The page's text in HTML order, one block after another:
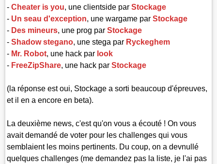
-Cheater is you, une clientside parStockage
- Un seau d'exception, une wargame parStockage
- Des mineurs, une prog parStockage
-Shadow stegano, une stega par Ryckeghem
- Mr. Robot, une hack par look
- FreeZipShare, une hack parStockage
(la réponse est oui, Stockage a sorti beaucoup d'épreuves,
et il en a encore en beta).
La deuxième news, c'est qu'on vous a écouté ! On vous
avait demandé de voter pour les challenges qui vous
semblaient les moins pertinents. Du coup, on a devnullé
quelques challenges (me demandez pas la liste, je l'ai pas